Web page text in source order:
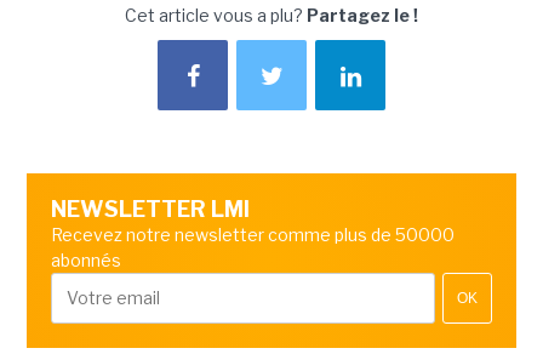
Cet article vous a plu? Partagez le !
NEWSLETTER LMI
Recevez notre newsletter comme plus de 50000
abonnés
OK